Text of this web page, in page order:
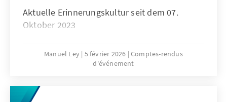
Aktuelle Erinnerungskultur seit dem 07.
Oktober 2023
Manuel Ley 5 février 2026 Comptes-rendus
d'événement